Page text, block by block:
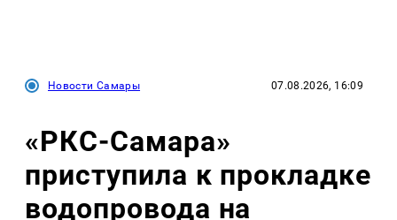
Новости Самары 07.08.2026, 16:09
«РКС-Самара»
приступила к прокладке
водопровода на